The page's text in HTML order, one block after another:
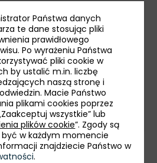
Polsko-
promocję polskiej
Aktywnie angażuje
w różnych
aby
na rzecz Polski,
oraz polskiej
Kanadzie.
rozwiń
Państwa danych
te dane stosując pliki
prawidłowego
Po wyrażeniu Państwa
pliki cookie w
by ustalić m.in. liczbę
naszą stronę i
Macie Państwo
plikami cookies poprzez
wszystkie” lub
plików cookie”. Zgody są
w każdym momencie
znajdziecie Państwo w
.